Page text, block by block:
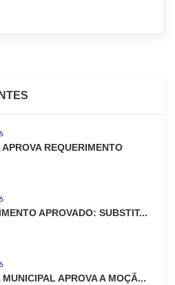
REQUERIMENTO
APROVADO: SUBSTIT...
APROVA A MOÇÃ...